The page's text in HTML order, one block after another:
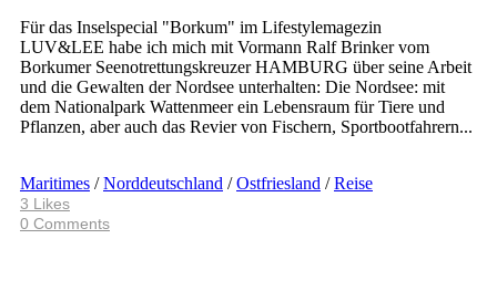
Für das Inselspecial "Borkum" im Lifestylemagezin
LUV&LEE habe ich mich mit Vormann Ralf Brinker vom
Borkumer Seenotrettungskreuzer HAMBURG über seine Arbeit
und die Gewalten der Nordsee unterhalten: Die Nordsee: mit
dem Nationalpark Wattenmeer ein Lebensraum für Tiere und
Pflanzen, aber auch das Revier von Fischern, Sportbootfahrern...
Maritimes /Norddeutschland /Ostfriesland /Reise
3 Likes
0 Comments